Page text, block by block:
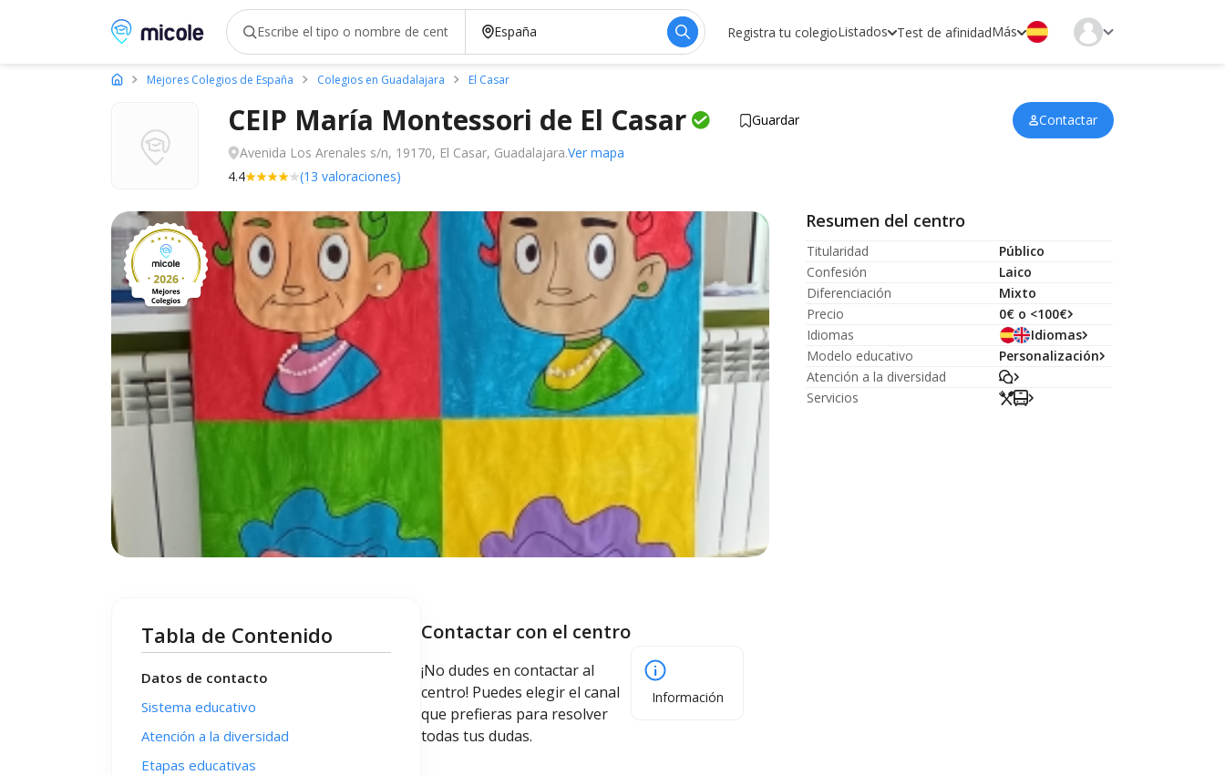
Micole, buscador de colegios Registra tu colegioListados Test de afinidadMás
Mejores Colegios de España Colegios en Guadalajara El Casar
CEIP María Montessori de El Casar Guardar
Contactar
Avenida Los Arenales s/n, 19170, El Casar, Guadalajara.Ver mapa
4.4
(13 valoraciones)
Resumen del centro
Titularidad
Público
Confesión
Laico
Diferenciación
Mixto
Precio
0€ o <100€
Idiomas
Idiomas
Modelo educativo
Personalización
Atención a la diversidad
Servicios
Tabla de Contenido
Datos de contacto
Sistema educativo
Atención a la diversidad
Etapas educativas
Contactar con el centro
¡No dudes en contactar al
centro! Puedes elegir el canal
que prefieras para resolver
todas tus dudas.
Información